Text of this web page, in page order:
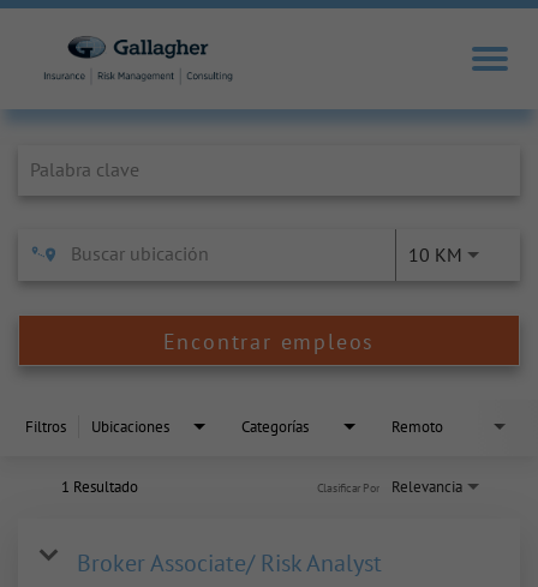
10 KM
Encontrar empleos
Filtros Ubicaciones Categorías Remoto
1 Resultado Relevancia
Clasificar Por
Broker Associate/ Risk Analyst